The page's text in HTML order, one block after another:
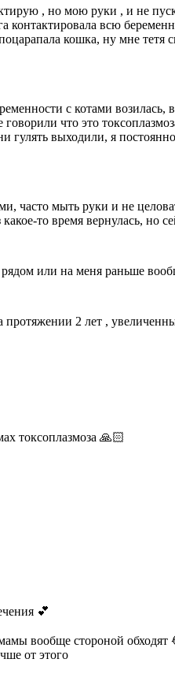
, но мою руки , и не
контактировала всю
кошка, ну мне
с котами
говорили что это
гулять выходили, я
часто мыть руки и не
то время вернулась, но
или на меня раньше
2 лет ,
токсоплазмоза 🙏🏻
💕
вообще стороной обходят
от этого